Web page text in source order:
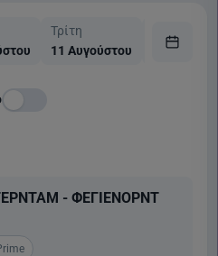
Τρίτη
11 Αυγούστου
12
- ΦΕΓΙΕΝΟΡΝΤ